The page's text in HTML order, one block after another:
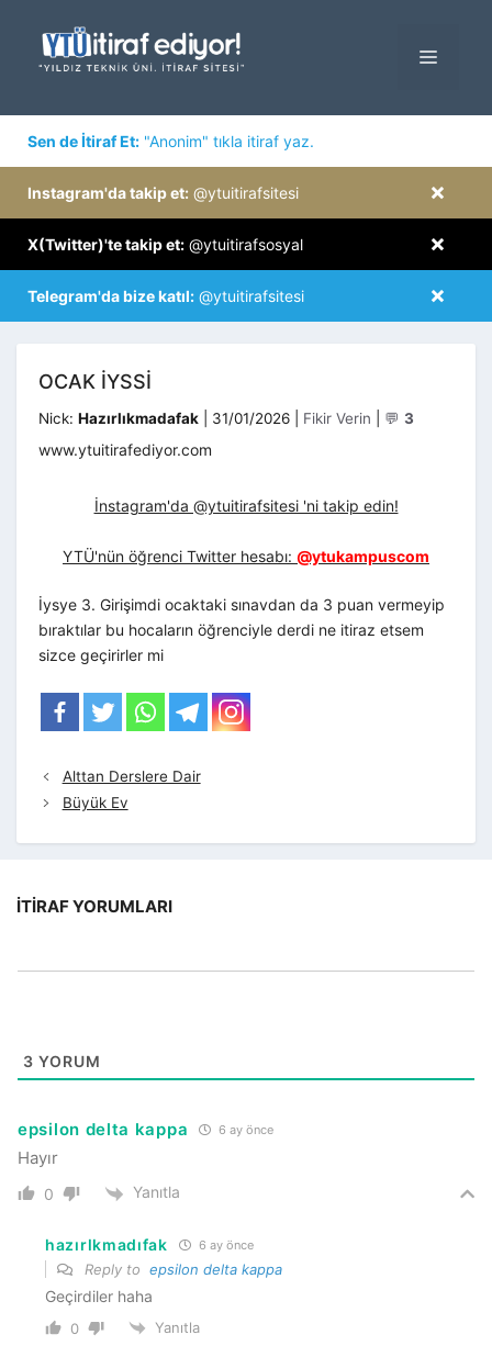
MENÜ
Sen de İtiraf Et: "Anonim" tıkla itiraf yaz.
×
Instagram'da takip et: @ytuitirafsitesi
×
X(Twitter)'te takip et: @ytuitirafsosyal
×
Telegram'da bize katıl: @ytuitirafsitesi
OCAK IYSSI
Nick: Hazırlıkmadafak 31/01/2026 Kategoriler
Fikir Verin 💬 3
www.ytuitirafediyor.com
İnstagram'da @ytuitirafsitesi 'ni takip edin!
YTÜ'nün öğrenci Twitter hesabı: @ytukampuscom
İysye 3. Girişimdi ocaktaki sınavdan da 3 puan vermeyip
bıraktılar bu hocaların öğrenciyle derdi ne itiraz etsem
sizce geçirirler mi
Alttan Derslere Dair
Büyük Ev
İTIRAF YORUMLARI
3 YORUM
epsilon delta kappa 6 ay önce
Hayır
0 Yanıtla
hazırlkmadıfak 6 ay önce
Reply to epsilon delta kappa
Geçirdiler haha
0 Yanıtla